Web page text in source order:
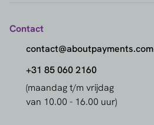
Contact
contact@aboutpayments.com
+31 85 060 2160
(maandag t/m vrijdag
van 10.00 - 16.00 uur)